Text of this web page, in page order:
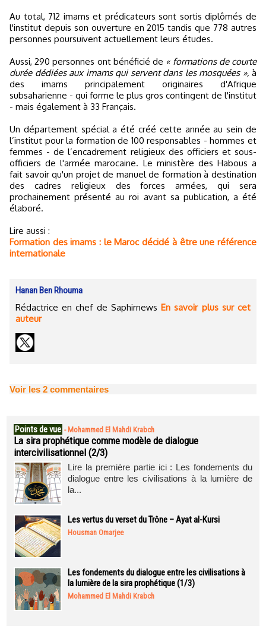
Au total, 712 imams et prédicateurs sont sortis diplômés de
l'institut depuis son ouverture en 2015 tandis que 778 autres
personnes poursuivent actuellement leurs études.
Aussi, 290 personnes ont bénéficié de « formations de courte
durée dédiées aux imams qui servent dans les mosquées », à
des imams principalement originaires d'Afrique
subsaharienne - qui forme le plus gros contingent de l'institut
- mais également à 33 Français.
Un département spécial a été créé cette année au sein de
l’institut pour la formation de 100 responsables - hommes et
femmes - de l’encadrement religieux des officiers et sous-
officiers de l'armée marocaine. Le ministère des Habous a
fait savoir qu'un projet de manuel de formation à destination
des cadres religieux des forces armées, qui sera
prochainement présenté au roi avant sa publication, a été
élaboré.
Lire aussi :
Formation des imams : le Maroc décidé à être une référence
internationale
Hanan Ben Rhouma
Rédactrice en chef de SaphirnewsEn savoir plus sur cet
auteur
Voir les 2 commentaires
Points de vue - Mohammed El Mahdi Krabch
La sira prophétique comme modèle de dialogue
intercivilisationnel (2/3)
Lire la première partie ici : Les fondements du
dialogue entre les civilisations à la lumière de
la...
Les vertus du verset du Trône – Ayat al-Kursi
Housman Omarjee
Les fondements du dialogue entre les civilisations à
la lumière de la sira prophétique (1/3)
Mohammed El Mahdi Krabch